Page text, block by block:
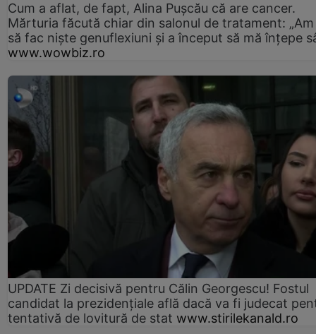
Cum a aflat, de fapt, Alina Pușcău că are cancer.
Mărturia făcută chiar din salonul de tratament:
să fac niște genuflexiuni și a început să mă înțepe
www.wowbiz.ro
UPDATE Zi decisivă pentru Călin Georgescu! Fostul
candidat la prezidențiale află dacă va fi judecat
tentativă de lovitură de stat www.stirilekanald.ro